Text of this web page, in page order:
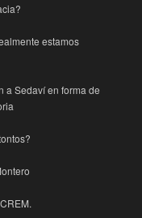
estamos
a Sedaví en forma de